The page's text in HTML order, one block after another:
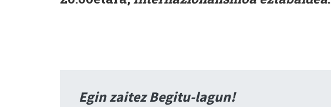
Egin zaitez Begitu-lagun!